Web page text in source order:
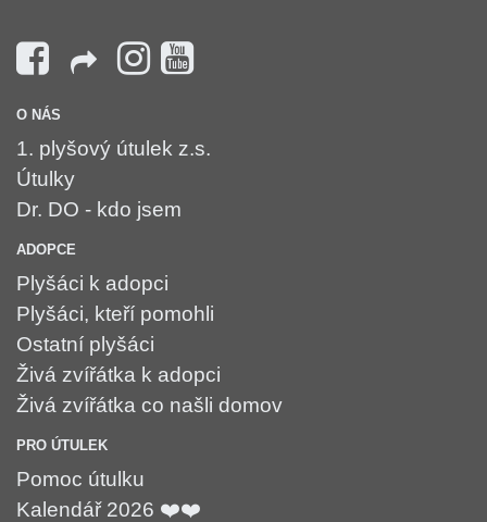
O NÁS
1. plyšový útulek z.s.
Útulky
Dr. DO - kdo jsem
ADOPCE
Plyšáci k adopci
Plyšáci, kteří pomohli
Ostatní plyšáci
Živá zvířátka k adopci
Živá zvířátka co našli domov
PRO ÚTULEK
Pomoc útulku
Kalendář 2026 ❤️❤️